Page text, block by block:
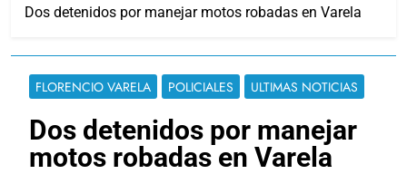
Dos detenidos por manejar motos robadas en Varela
FLORENCIO VARELA POLICIALES ULTIMAS NOTICIAS
Dos detenidos por manejar
motos robadas en Varela